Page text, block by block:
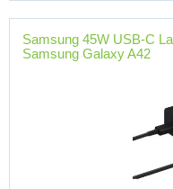
Samsung 45W USB-C
Samsung Galaxy A42